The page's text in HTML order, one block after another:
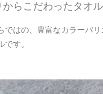
らこだわったタオ
ではの、豊富なカラーバ
す。